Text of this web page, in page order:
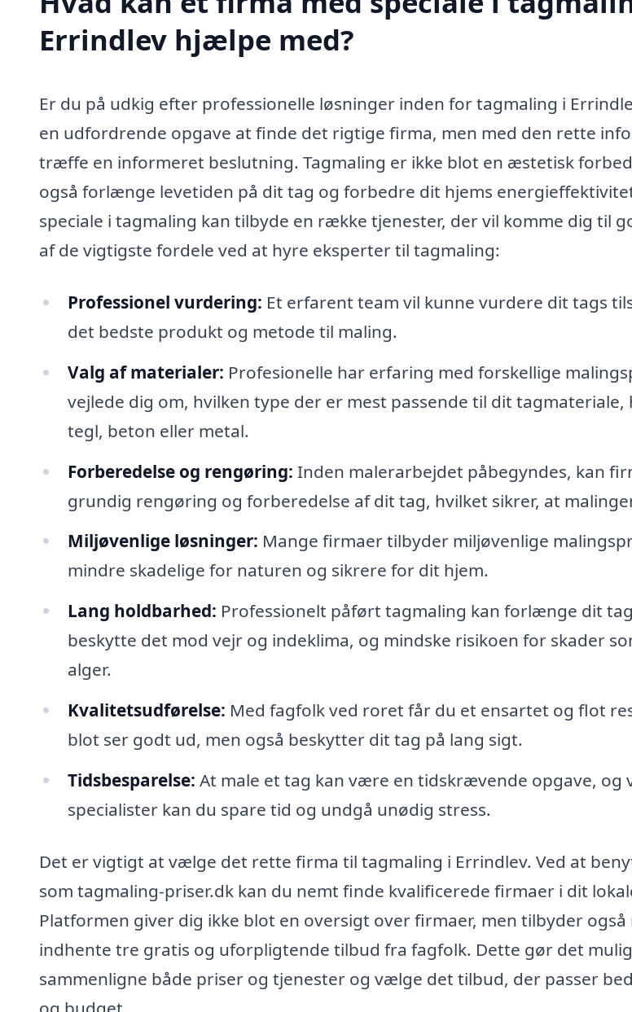
Errindlev hjælpe med?
Er du på udkig efter professionelle løsninger inden for tagmaling i
en udfordrende opgave at finde det rigtige firma, men med den rette
træffe en informeret beslutning. Tagmaling er ikke blot en æstetisk
også forlænge levetiden på dit tag og forbedre dit hjems
speciale i tagmaling kan tilbyde en række tjenester, der vil komme dig til
af de vigtigste fordele ved at hyre eksperter til tagmaling:
Professionel vurdering: Et erfarent team vil kunne vurdere dit tags
det bedste produkt og metode til maling.
Valg af materialer: Profesionelle har erfaring med forskellige
vejlede dig om, hvilken type der er mest passende til dit
tegl, beton eller metal.
Forberedelse og rengøring: Inden malerarbejdet påbegyndes, kan
grundig rengøring og forberedelse af dit tag, hvilket sikrer, at
Miljøvenlige løsninger: Mange firmaer tilbyder miljøvenlige
mindre skadelige for naturen og sikrere for dit hjem.
Lang holdbarhed: Professionelt påført tagmaling kan forlænge dit
beskytte det mod vejr og indeklima, og mindske risikoen for skader
alger.
Kvalitetsudførelse: Med fagfolk ved roret får du et ensartet og flot
blot ser godt ud, men også beskytter dit tag på lang sigt.
Tidsbesparelse: At male et tag kan være en tidskrævende opgave, og
specialister kan du spare tid og undgå unødig stress.
Det er vigtigt at vælge det rette firma til tagmaling i Errindlev. Ved at
som tagmaling-priser.dk kan du nemt finde kvalificerede firmaer i dit
Platformen giver dig ikke blot en oversigt over firmaer, men tilbyder
indhente tre gratis og uforpligtende tilbud fra fagfolk. Dette gør det
sammenligne både priser og tjenester og vælge det tilbud, der passer